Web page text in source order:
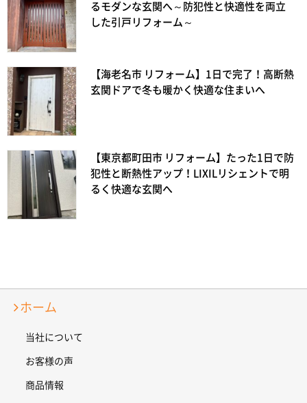
るモダンな玄関へ～防犯性と快適性を両立
した引戸リフォーム～
【海老名市 リフォーム】1日で完了！高断熱
玄関ドアで冬も暖かく快適な住まいへ
【東京都町田市 リフォーム】たった1日で防
犯性と断熱性アップ！LIXILリシェントで明
るく快適な玄関へ
ホーム
当社について
お客様の声
商品情報